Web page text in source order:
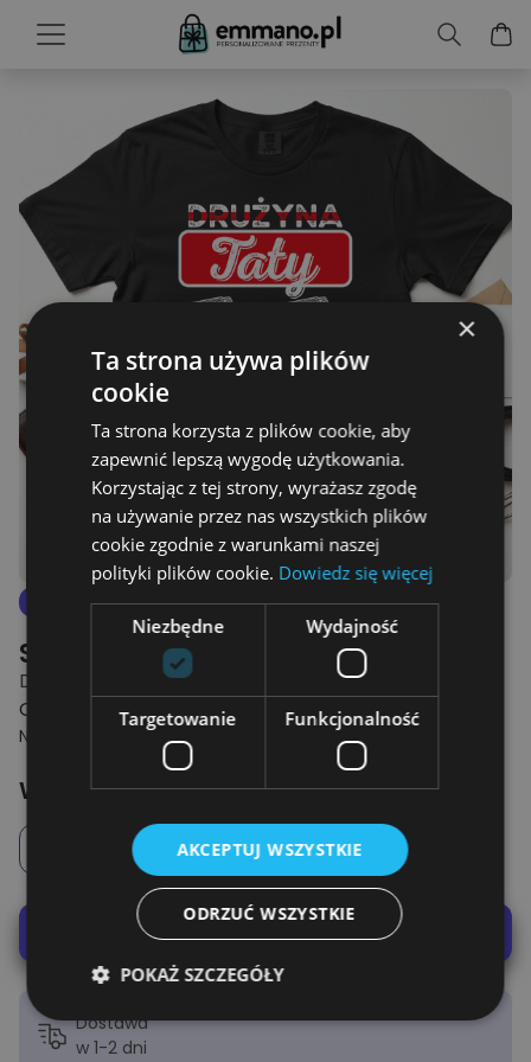
4.8
Spersonalizowana Koszulka
DRUŻYNA TATY - KOSZULKA CZARNA
OD 69.00 ZŁ
NAJNIŻSZA CENA Z 30 DNI PRZED OBNIŻKĄ: 79.00 ZŁ
Wybierz ile dzieci na koszulce?
3 4 5 6
Podglądnij swoją koszulkę
Dostawa
w 1-2 dni
×
Ta strona używa plików
cookie
Ta strona korzysta z plików cookie, aby
zapewnić lepszą wygodę użytkowania.
Korzystając z tej strony, wyrażasz zgodę
na używanie przez nas wszystkich plików
cookie zgodnie z warunkami naszej
polityki plików cookie. Dowiedz się więcej
Niezbędne Wydajność
Targetowanie Funkcjonalność
AKCEPTUJ WSZYSTKIE
ODRZUĆ WSZYSTKIE
POKAŻ SZCZEGÓŁY